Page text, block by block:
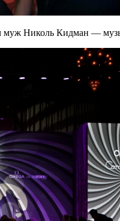
муж Николь Кидман —